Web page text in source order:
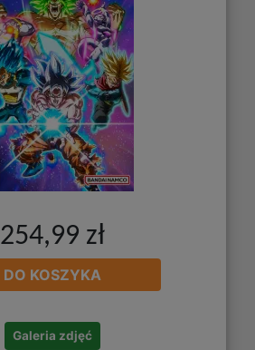
254,99 zł
DO KOSZYKA
Galeria zdjęć